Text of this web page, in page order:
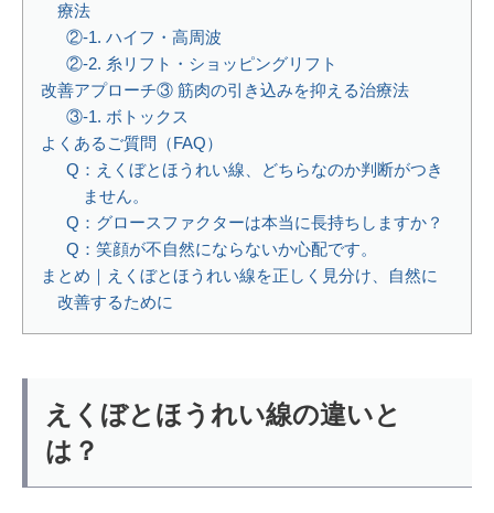
療法
②-1. ハイフ・高周波
②-2. 糸リフト・ショッピングリフト
改善アプローチ③ 筋肉の引き込みを抑える治療法
③-1. ボトックス
よくあるご質問（FAQ）
Q：えくぼとほうれい線、どちらなのか判断がつき
ません。
Q：グロースファクターは本当に長持ちしますか？
Q：笑顔が不自然にならないか心配です。
まとめ｜えくぼとほうれい線を正しく見分け、自然に
改善するために
えくぼとほうれい線の違いと
は？